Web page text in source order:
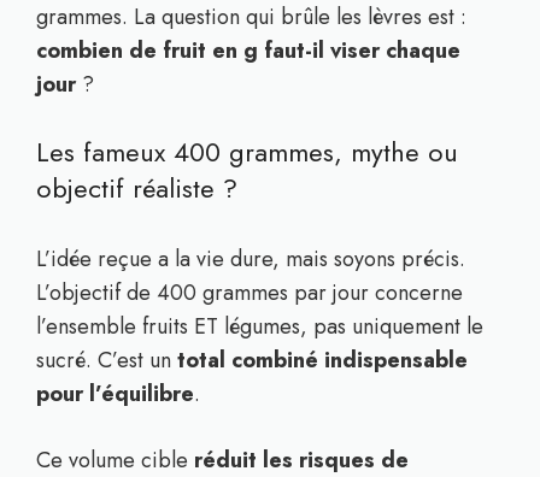
grammes. La question qui brûle les lèvres est :
combien de fruit en g faut-il viser chaque
jour?
Les fameux 400 grammes, mythe ou
objectif réaliste ?
L’idée reçue a la vie dure, mais soyons précis.
L’objectif de 400 grammes par jour concerne
l’ensemble fruits ET légumes, pas uniquement le
sucré. C’est untotal combiné indispensable
pour l’équilibre.
Ce volume cible réduit les risques de